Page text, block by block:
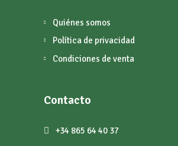
Quiénes somos
Política de privacidad
Condiciones de venta
Contacto
+34 865 64 40 37